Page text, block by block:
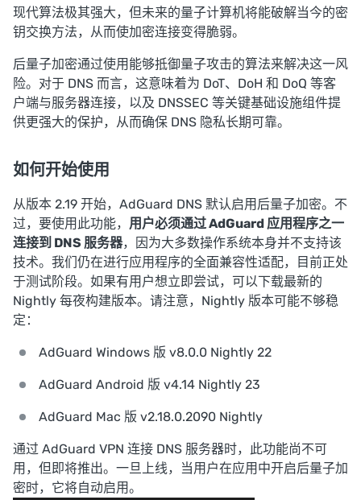
现代算法极其强大，但未来的量子计算机将能破解当今的密
钥交换方法，从而使加密连接变得脆弱。
后量子加密通过使用能够抵御量子攻击的算法来解决这一风
险。对于 DNS 而言，这意味着为 DoT、DoH 和 DoQ 等客
户端与服务器连接，以及 DNSSEC 等关键基础设施组件提
供更强大的保护，从而确保 DNS 隐私长期可靠。
如何开始使用
从版本 2.19 开始，AdGuard DNS 默认启用后量子加密。不
过，要使用此功能， 用户必须通过 AdGuard 应用程序之一
连接到 DNS 服务器，因为大多数操作系统本身并不支持该
技术。我们仍在进行应用程序的全面兼容性适配，目前正处
于测试阶段。如果有用户想立即尝试，可以下载最新的
Nightly 每夜构建版本。请注意，Nightly 版本可能不够稳
定：
AdGuard Windows 版 v8.0.0 Nightly 22
AdGuard Android 版 v4.14 Nightly 23
AdGuard Mac 版 v2.18.0.2090 Nightly
通过 AdGuard VPN 连接 DNS 服务器时，此功能尚不可
用，但即将推出。一旦上线，当用户在应用中开启后量子加
密时，它将自动启用。